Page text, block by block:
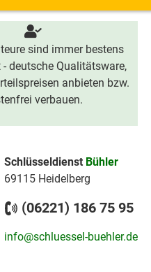
sind immer bestens
deutsche Qualitätsware,
anbieten bzw.
verbauen.
Schlüsseldienst Bühler
69115 Heidelberg
(06221) 186 75 95
info@schluessel-buehler.de